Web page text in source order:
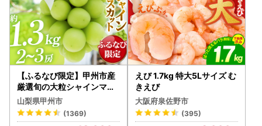
【ふるなび限定】甲州市産
厳選旬の大粒シャインマス
カット 約1.3kg 2～3房【2
026年発送】（MG）B12-
472 FN-Limited-VO シャ
山梨県甲州市
(1369)
えび 1.7kg 特大5Lサイズ む
きえび
大阪府泉佐野市
(395)